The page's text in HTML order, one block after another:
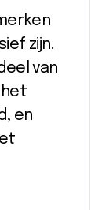
zijn.
van
het
en